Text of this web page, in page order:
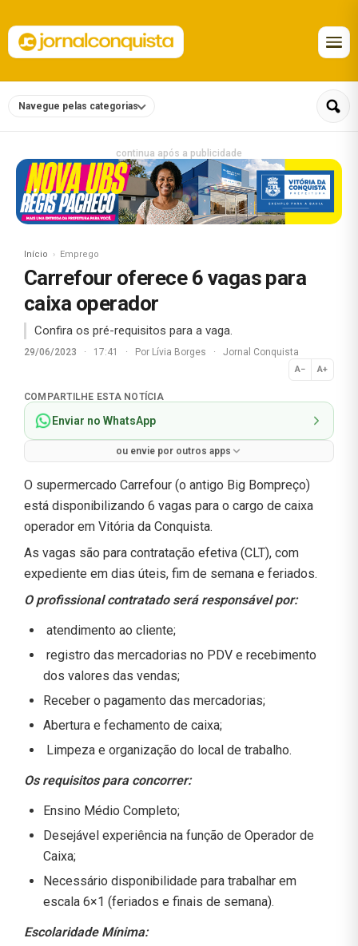
Navegue pelas categorias
continua após a publicidade
Início Emprego
Carrefour oferece 6 vagas para
caixa operador
Confira os pré-requisitos para a vaga.
29/06/2023 · 17:41 · Por Lívia Borges · Jornal Conquista
A− A+
Normal
COMPARTILHE ESTA NOTÍCIA
Enviar no WhatsApp
ou envie por outros apps
O supermercado Carrefour (o antigo Big Bompreço)
está disponibilizando 6 vagas para o cargo de caixa
operador em Vitória da Conquista.
As vagas são para contratação efetiva (CLT), com
expediente em dias úteis, fim de semana e feriados.
O profissional contratado será responsável por:
atendimento ao cliente;
registro das mercadorias no PDV e recebimento
dos valores das vendas;
Receber o pagamento das mercadorias;
Abertura e fechamento de caixa;
Limpeza e organização do local de trabalho.
Os requisitos para concorrer:
Ensino Médio Completo;
Desejável experiência na função de Operador de
Caixa;
Necessário disponibilidade para trabalhar em
escala 6×1 (feriados e finais de semana).
Escolaridade Mínima: